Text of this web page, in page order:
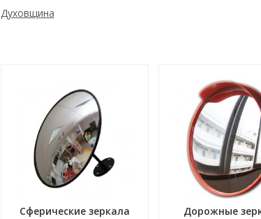
Духовщина
Сферические зеркала Дорожные